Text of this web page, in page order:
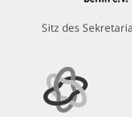
Sitz des